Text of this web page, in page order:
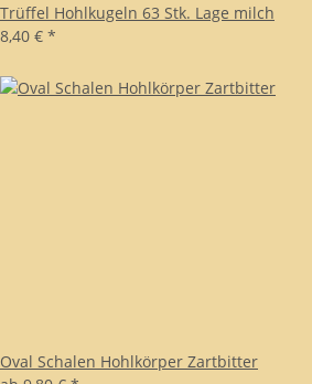
Trüffel Hohlkugeln 63 Stk. Lage milch
8,40 € *
Oval Schalen Hohlkörper Zartbitter